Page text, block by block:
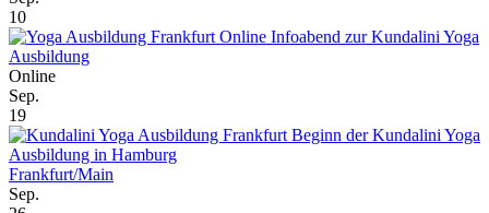
10
Online Infoabend zur Kundalini Yoga
Ausbildung
Online
Sep.
19
Beginn der Kundalini Yoga
Ausbildung in Hamburg
Frankfurt/Main
Sep.